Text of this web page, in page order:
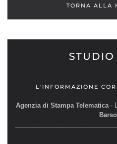
TORNA ALLA
STUDIO
L'INFORMAZIONE
Agenzia di Stampa Telematica-